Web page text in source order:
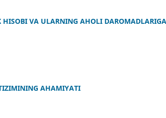
HISOBI VA ULARNING AHOLI DAROMADLARIGA
AHAMIYATI